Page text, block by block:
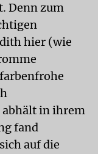
Denn zum
hier (wie
abhält in ihrem
fand
auf die